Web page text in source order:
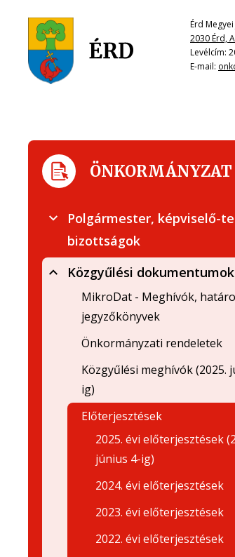
Érd
2030 Érd,
Levélcím:
E-mail:
ÖNKORMÁNYZAT
Polgármester, képviselő-
bizottságok
Közgyűlési dokumentumok
MikroDat - Meghívók,
jegyzőkönyvek
Önkormányzati rendeletek
Közgyűlési meghívók (2025.
ig)
Előterjesztések
2025. évi előterjesztések
június 4-ig)
2024. évi előterjesztések
2023. évi előterjesztések
2022. évi előterjesztések